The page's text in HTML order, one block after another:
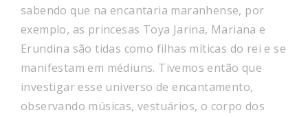
sabendo que na encantaria maranhense, por
exemplo, as princesas Toya Jarina, Mariana e
Erundina são tidas como filhas míticas do rei e se
manifestam em médiuns. Tivemos então que
investigar esse universo de encantamento,
observando músicas, vestuários, o corpo dos